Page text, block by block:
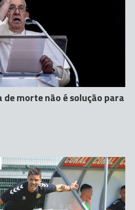
de morte não é solução para